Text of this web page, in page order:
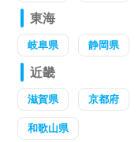
東海
岐阜県 静岡県
近畿
滋賀県 京都府
和歌山県